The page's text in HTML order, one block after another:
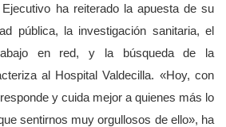
ha reiterado la apuesta de su
pública, la investigación sanitaria, el
en red, y la búsqueda de la
al Hospital Valdecilla. «Hoy, con
y cuida mejor a quienes más lo
sentirnos muy orgullosos de ello», ha